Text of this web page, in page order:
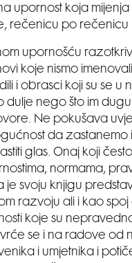
upornost koja mijenja
rečenicu po rečenicu
upornošću
koje nismo
i obrasci koji su se u
nego što im
Ne pokušava
da zastanemo i
glas. Onaj koji
normama,
je svoju knjigu
razvoju ali i kao spoj
koje su
se i na radove od
i umjetnika i